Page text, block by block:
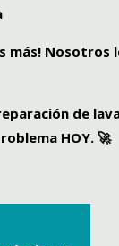
más! Nosotros
de
HOY. 🚀